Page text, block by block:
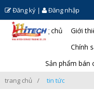
Đăng ký | Đăng nhập
Trang chủ Giới
Chính
Sản phẩm bán
trang chủ tin tức